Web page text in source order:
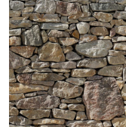
Tapis et moquettes
décorations